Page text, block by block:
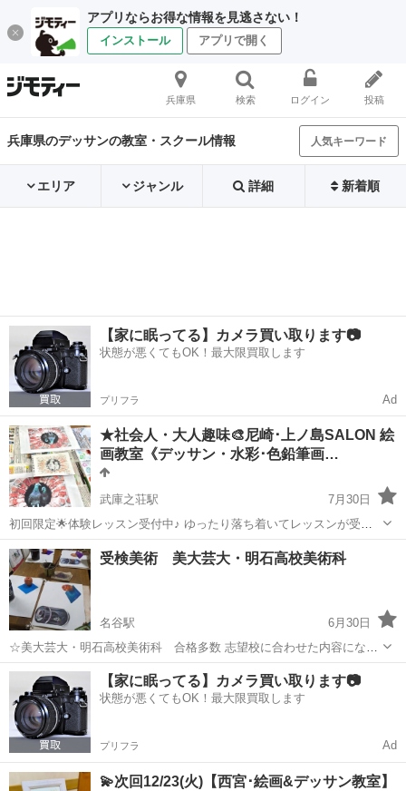
アプリならお得な情報を見逃さない！
インストール アプリで開く
兵庫県 検索 ログイン 投稿
兵庫県のデッサンの教室・スクール情報 人気キーワード
エリア ジャンル 詳細 新着順
【家に眠ってる】カメラ買い取ります📷
状態が悪くてもOK！最大限買取します
プリフラ Ad
★社会人・大人趣味🎨尼崎･上ノ島SALON 絵
画教室《デッサン・水彩･色鉛筆画…
武庫之荘駅
7月30日
初回限定🌟体験レッスン受付中♪ ゆったり落ち着いてレッスンが受け
られます☕️ 【学生・社会人向け】 阪急 武庫之荘駅から徒歩12分にあ
る絵画教室✍️ 鉛筆・ペン・水彩絵の具を使って描いていきます. 気に
なる方は...
兵庫 尼崎市 武庫之荘駅 デッサン パース
受検美術 美大芸大・明石高校美術科
名谷駅
6月30日
☆美大芸大・明石高校美術科 合格多数 志望校に合わせた内容になり
ます 高校生・中学生 対象 https://dessin.art-
map.net/community/links/art-classroom/hyougo...
兵庫 神戸市 名谷駅 デッサン 芸大
【家に眠ってる】カメラ買い取ります📷
状態が悪くてもOK！最大限買取します
プリフラ Ad
💫次回12/23(火)【西宮･絵画&デッサン教室】